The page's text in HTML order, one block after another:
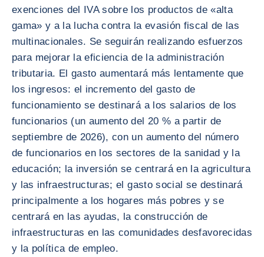
exenciones del IVA sobre los productos de «alta
gama» y a la lucha contra la evasión fiscal de las
multinacionales. Se seguirán realizando esfuerzos
para mejorar la eficiencia de la administración
tributaria. El gasto aumentará más lentamente que
los ingresos: el incremento del gasto de
funcionamiento se destinará a los salarios de los
funcionarios (un aumento del 20 % a partir de
septiembre de 2026), con un aumento del número
de funcionarios en los sectores de la sanidad y la
educación; la inversión se centrará en la agricultura
y las infraestructuras; el gasto social se destinará
principalmente a los hogares más pobres y se
centrará en las ayudas, la construcción de
infraestructuras en las comunidades desfavorecidas
y la política de empleo.